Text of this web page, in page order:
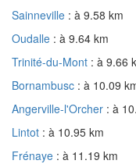
Sainneville : à 9.58 km
Oudalle : à 9.64 km
Trinité-du-Mont : à 9.66
Bornambusc : à 10.09
Angerville-l'Orcher : à
Lintot : à 10.95 km
Frénaye : à 11.19 km